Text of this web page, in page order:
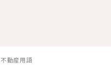
不動産用語